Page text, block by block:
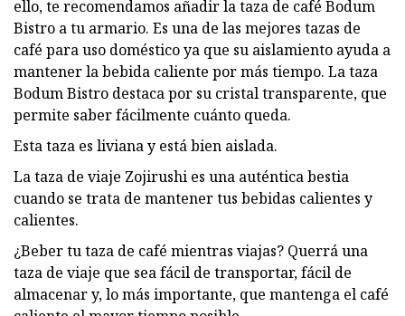
ello, te recomendamos añadir la taza de café Bodum
Bistro a tu armario. Es una de las mejores tazas de
café para uso doméstico ya que su aislamiento ayuda a
mantener la bebida caliente por más tiempo. La taza
Bodum Bistro destaca por su cristal transparente, que
permite saber fácilmente cuánto queda.
Esta taza es liviana y está bien aislada.
La taza de viaje Zojirushi es una auténtica bestia
cuando se trata de mantener tus bebidas calientes y
calientes.
¿Beber tu taza de café mientras viajas? Querrá una
taza de viaje que sea fácil de transportar, fácil de
almacenar y, lo más importante, que mantenga el café